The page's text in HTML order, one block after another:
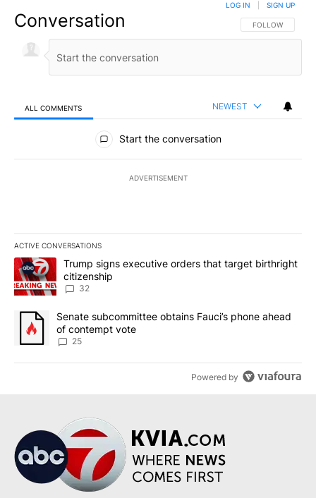
Conversation FOLLOW THIS
FOLLOW
LOG IN SIGN UP
ALL COMMENTS NEWEST
All Comments
Start the conversation
ADVERTISEMENT
ACTIVE CONVERSATIONS
The following is a list of the most commented articles in the last
A trending article titled "Trump signs executive orders that
Trump signs executive orders that target birthright
citizenship
32
A trending article titled "Senate subcommittee obtains Fauci’s
Senate subcommittee obtains Fauci’s phone ahead
of contempt vote
25
Powered by